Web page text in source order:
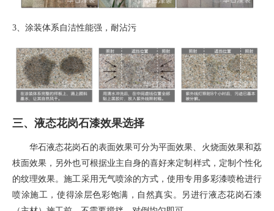
3、 涂装体系自洁性能强，耐沾污
三、液态花岗石漆效果选择
华石液态花岗石的表面效果可分为平面效果、火烧面效果和荔
枝面效果，另外也可根据业主自身的喜好来定制样式，定制个性化
的纹理效果。施工采用无气喷涂的方式，使用专用多彩漆喷枪进行
喷涂施工，使得涂层色彩饱满，自然真实。另进行液态花岗石漆